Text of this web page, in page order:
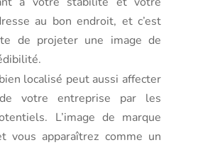
au bon endroit, et c’est
de projeter une image de
localisé peut aussi affecter
votre entreprise par les
L’image de marque
vous apparaîtrez comme un